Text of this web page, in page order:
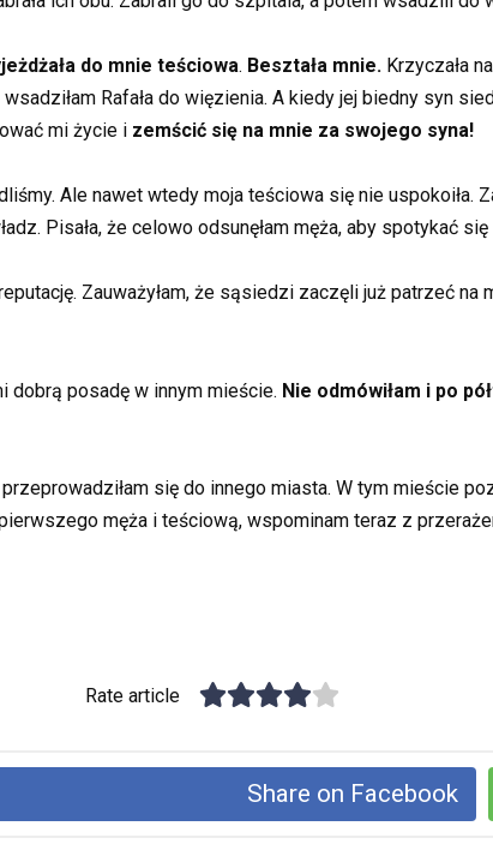
do mnie teściowa. Beształa mnie. Krzyczała
Rafała do więzienia. A kiedy jej biedny syn
mi życie i zemścić się na mnie za swojego syna!
Ale nawet wtedy moja teściowa się nie uspokoiła.
Pisała, że celowo odsunęłam męża, aby spotykać
Zauważyłam, że sąsiedzi zaczęli już patrzeć na
dobrą posadę w innym mieście. Nie odmówiłam i po
się do innego miasta. W tym mieście
męża i teściową, wspominam teraz z
Rate article
Share on Facebook